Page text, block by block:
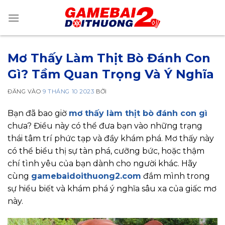
qua
Mơ Thấy Làm Thịt Bò Đánh Con
Gì? Tầm Quan Trọng Và Ý Nghĩa
ĐĂNG VÀO9 THÁNG 10 2023 BỞI
Bạn đã bao giờ mơ thấy làm thịt bò đánh con gì
chưa? Điều này có thể đưa bạn vào những trạng
thái tâm trí phức tạp và đầy khám phá. Mơ thấy này
có thể biểu thị sự tàn phá, cưỡng bức, hoặc thậm
chí tình yêu của bạn dành cho người khác. Hãy
cùng gamebaidoithuong2.com đắm mình trong
sự hiểu biết và khám phá ý nghĩa sâu xa của giấc mơ
này.